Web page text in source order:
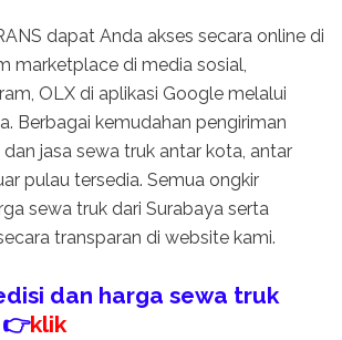
dapat Anda akses secara online di
marketplace di media sosial,
OLX di aplikasi Google melalui
Berbagai kemudahan pengiriman
jasa sewa truk antar kota, antar
pulau tersedia. Semua ongkir
sewa truk dari Surabaya serta
transparan di website kami.
dan harga sewa truk
👉klik